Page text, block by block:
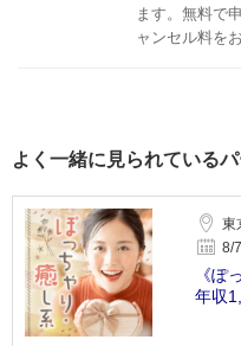
ます。無料で
ャンセル料を
よく一緒に見られている
東
8/
《ぽ
年収